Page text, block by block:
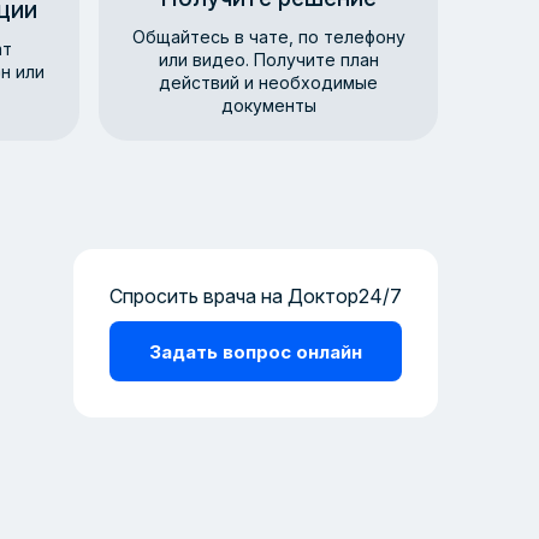
или
Общайтесь в чате, по телефону
или видео. Получите план
действий и необходимые
документы
Спросить врача на Доктор24/7
Задать вопрос онлайн